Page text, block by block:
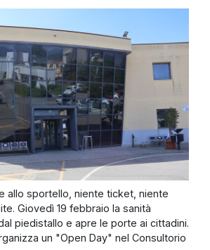
allo sportello, niente ticket, niente
Giovedì 19 febbraio la sanità
piedistallo e apre le porte ai cittadini.
un "Open Day" nel Consultorio